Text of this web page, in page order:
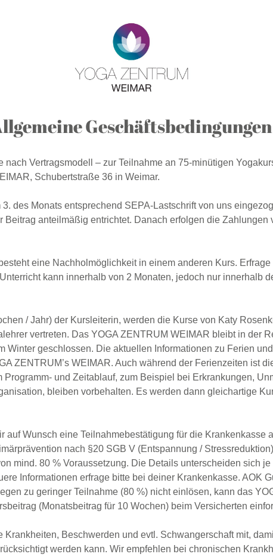
Geschäftsbedingungen
nach Vertragsmodell – zur Teilnahme an 75-minütigen
Schubertstraße 36 in Weimar.
des Monats entsprechend SEPA-Lastschrift von uns
Beitrag anteilmäßig entrichtet. Danach erfolgen die Zahlungen
eine Nachholmöglichkeit in einem anderen Kurs.
kann innerhalb von 2 Monaten, jedoch nur innerhalb
/ Jahr) der Kursleiterin, werden die Kurse von Katy
vertreten. Das YOGA ZENTRUM WEIMAR bleibt in der
Winter geschlossen. Die aktuellen Informationen zu Ferien
ZENTRUM’s WEIMAR. Auch während der Ferienzeiten ist
Programm- und Zeitablauf, zum Beispiel bei Erkrankungen,
bleiben vorbehalten. Es werden dann gleichartige
auf Wunsch eine Teilnahmebestätigung für die Krankenkasse
nach §20 SGB V (Entspannung /
mind. 80 % Voraussetzung. Die Details unterscheiden sich
Informationen erfrage bitte bei deiner Krankenkasse. AOK
zu geringer Teilnahme (80 %) nicht einlösen, kann das
(Monatsbeitrag für 10 Wochen) beim Versicherten
Krankheiten, Beschwerden und evtl. Schwangerschaft mit,
werden kann. Wir empfehlen bei chronischen